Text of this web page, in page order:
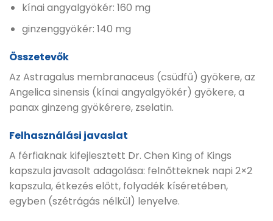
kínai angyalgyökér: 160 mg
ginzenggyökér: 140 mg
Összetevők
Az Astragalus membranaceus (csüdfű) gyökere, az
Angelica sinensis (kínai angyalgyökér) gyökere, a
panax ginzeng gyökérere, zselatin.
Felhasználási javaslat
A férfiaknak kifejlesztett Dr. Chen King of Kings
kapszula javasolt adagolása: felnőtteknek napi 2×2
kapszula, étkezés előtt, folyadék kíséretében,
egyben (szétrágás nélkül) lenyelve.